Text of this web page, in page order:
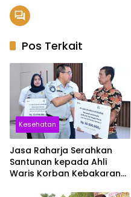
Pos Terkait
Kesehatan
Jasa Raharja Serahkan
Santunan kepada Ahli
Waris Korban Kebakaran